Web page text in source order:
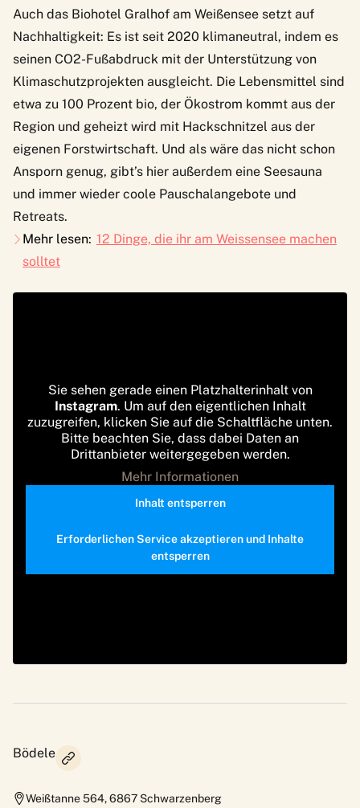
Auch das Biohotel Gralhof am Weißensee setzt auf
Nachhaltigkeit: Es ist seit 2020 klimaneutral, indem es
seinen CO2-Fußabdruck mit der Unterstützung von
Klimaschutzprojekten ausgleicht. Die Lebensmittel sind
etwa zu 100 Prozent bio, der Ökostrom kommt aus der
Region und geheizt wird mit Hackschnitzel aus der
eigenen Forstwirtschaft. Und als wäre das nicht schon
Ansporn genug, gibt’s hier außerdem eine Seesauna
und immer wieder coole Pauschalangebote und
Retreats.
Mehr lesen: 12 Dinge, die ihr am Weissensee machen
solltet
Sie sehen gerade einen Platzhalterinhalt von
Instagram. Um auf den eigentlichen Inhalt
zuzugreifen, klicken Sie auf die Schaltfläche unten.
Bitte beachten Sie, dass dabei Daten an
Drittanbieter weitergegeben werden.
Mehr Informationen
Inhalt entsperren
Erforderlichen Service akzeptieren und Inhalte
entsperren
Bödele
Weißtanne 564,6867 Schwarzenberg